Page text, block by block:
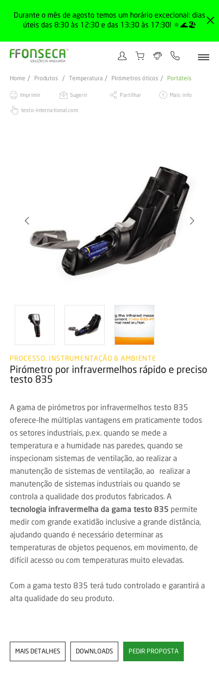
Durante o mês de agosto temos um horário excecional: dias
úteis das 8:30 às 12:30 e das 13:30 às 17:30! 🔅🌊🏖️
Home Produtos Temperatura Pirómetros óticos Portáteis
Imprimir Sugerir Partilhar Mais info
testo-international.com
PROCESSO, INSTRUMENTAÇÃO & AMBIENTE
Pirómetro por infravermelhos rápido e preciso
testo 835
A gama de pirómetros por infravermelhos testo 835
oferece-lhe múltiplas vantagens em praticamente todos
os setores industriais, p.ex. quando se mede a
temperatura e a humidade nas paredes, quando se
inspecionam sistemas de ventilação, ao realizar a
manutenção de sistemas de ventilação, ao realizar a
manutenção de sistemas industriais ou quando se
controla a qualidade dos produtos fabricados. A
tecnologia infravermelha da gama testo 835 permite
medir com grande exatidão inclusive a grande distância,
ajudando quando é necessário determinar as
temperaturas de objetos pequenos, em movimento, de
difícil acesso ou com temperaturas muito elevadas.
Com a gama testo 835 terá tudo controlado e garantirá a
alta qualidade do seu produto.
MAIS DETALHES DOWNLOADS PEDIR PROPOSTA